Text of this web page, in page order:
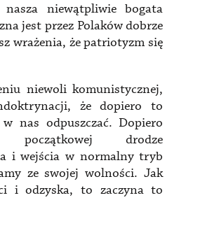
nasza niewątpliwie bogata
jest przez Polaków dobrze
wrażenia, że patriotyzm się
niewoli komunistycznej,
że dopiero to
nas odpuszczać. Dopiero
drodze
i wejścia w normalny tryb
ze swojej wolności. Jak
i odzyska, to zaczyna to